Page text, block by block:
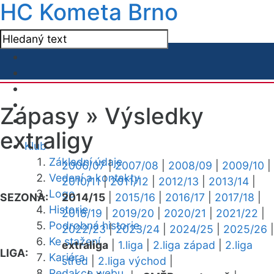
HC Kometa Brno
Klub
Základní údaje
Vedení a kontakty
Logo
Historie
Podrobná historie
Ke stažení
Kariéra
Zápasy » Výsledky
extraligy
SEZONA:
2006/07|2007/08 2008/09 2009/10
2010/11|2011/12 2012/13 2013/14
2014/15
2015/16 2016/17 2017/18
2018/19
2019/20 2020/21 2021/22
2022/23|2023/24 2024/25 2025/26
LIGA:
extraliga 1.liga 2.liga západ
2.liga
střed
2.liga východ